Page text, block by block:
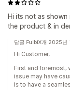
Hi its not as
the product & in
답글 FulbiX개 2025년
Hi Customer,
First and foremost,
issue may have
is to have a